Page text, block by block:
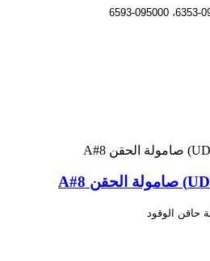
حاقن الوقود